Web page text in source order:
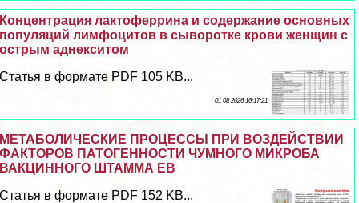
Концентрация лактоферрина и содержание основных
популяций лимфоцитов в сыворотке крови женщин с
острым аднекситом
Статья в формате PDF 105 KB...
01 08 2026 16:17:21
МЕТАБОЛИЧЕСКИЕ ПРОЦЕССЫ ПРИ ВОЗДЕЙСТВИИ
ФАКТОРОВ ПАТОГЕННОСТИ ЧУМНОГО МИКРОБА
ВАКЦИННОГО ШТАММА ЕВ
Статья в формате PDF 152 KB...